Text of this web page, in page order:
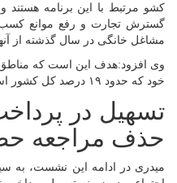
کشو مرتبط با این برنامه هستند
گسترش تجارت و رفع موانع
مشاغل خانگی در سال گذشته از
وی افزود:هدف این است که
خود که حدود ۱۹ درصد کل کشور است، از این تسهیلات بهره‌مند شوند.
تسهیل در
حذف مراجعه
میدری در ادامه این نشست، به